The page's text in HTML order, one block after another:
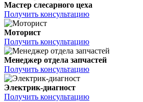
Мастер слесарного цеха
Получить консультацию
Моторист
Получить консультацию
Менеджер отдела запчастей
Получить консультацию
Электрик-диагност
Получить консультацию